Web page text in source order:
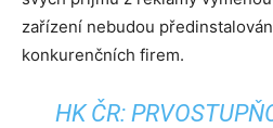
zařízení nebudou
konkurenčních firem.
HK ČR: